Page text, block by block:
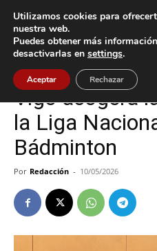
Inicio Deportes
Deportes Vigo
Vigo acogerá
la Liga
Bádminton
Por Redacción - 10/05/2026
Utilizamos cookies para
nuestra web.
Puedes obtener más
desactivarlas en settings.
Aceptar Rechazar